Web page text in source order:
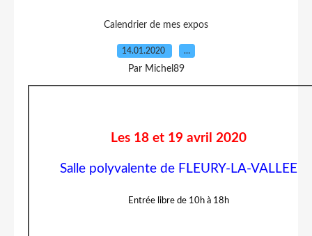
Calendrier de mes expos
14.01.2020 …
Par Michel89
Les 18 et 19 avril 2020
Salle polyvalente de FLEURY-LA-VALLEE
Entrée libre de 10h à 18h